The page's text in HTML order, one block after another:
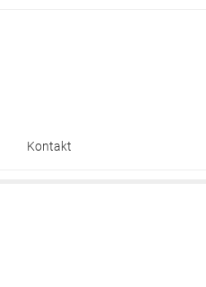
Kontakt